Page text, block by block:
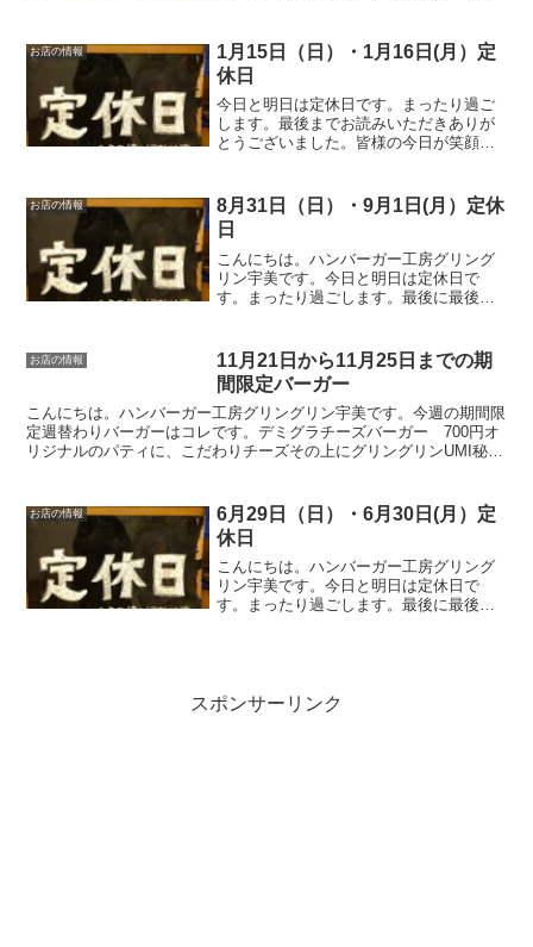
ックと思いきやフレッシュなレモンを使
った爽やかな風味と程...
お店の情報
1月15日（日）・1月16日(月）定
休日
今日と明日は定休日です。まったり過ご
します。最後までお読みいただきありが
とうございました。皆様の今日が笑顔い
お店の情報
8月31日（日）・9月1日(月）定休
日
こんにちは。ハンバーガー工房グリング
リン宇美です。今日と明日は定休日で
す。まったり過ごします。最後に最後ま
になりますように😊いってらっしゃい。
お店の情報
11月21日から11月25日までの期
間限定バーガー
こんにちは。ハンバーガー工房グリングリン宇美です。今週の期間限
定週替わりバーガーはコレです。デミグラチーズバーガー 700円オ
リジナルのパティに、こだわりチーズその上にグリングリンUMI秘伝
お店の情報
6月29日（日）・6月30日(月）定
休日
こんにちは。ハンバーガー工房グリング
リン宇美です。今日と明日は定休日で
す。まったり過ごします。最後に最後ま
スポンサーリンク